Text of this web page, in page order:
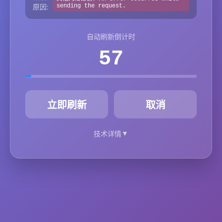
原因:
sending the request.
自动刷新倒计时
57
立即刷新 取消
技术详情▼